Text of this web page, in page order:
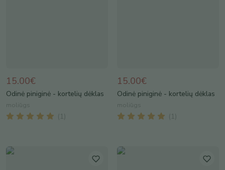
15.00€
Odinė piniginė - kortelių dėklas
moliūgs
( 1
15.00€
Odinė piniginė - kortelių dėklas
moliūgs
( 1